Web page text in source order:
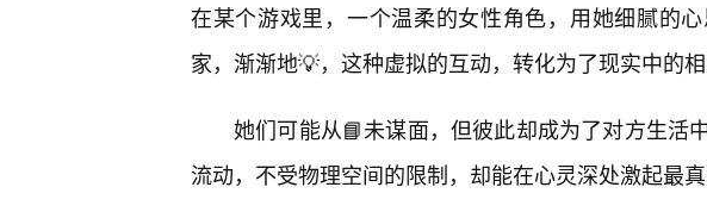
在某个游戏里，一个温柔的女性角色，用她细腻的
家，渐渐地💡，这种虚拟的互动，转化为了现实中的相
她们可能从📘未谋面，但彼此却成为了对方生活
流动，不受物理空间的限制，却能在心灵深处激起最真